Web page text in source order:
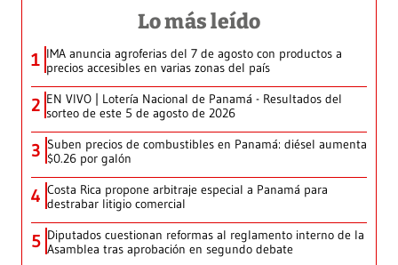
Lo más leído
1 IMA anuncia agroferias del 7 de agosto con productos a
precios accesibles en varias zonas del país
2 EN VIVO | Lotería Nacional de Panamá - Resultados del
sorteo de este 5 de agosto de 2026
3 Suben precios de combustibles en Panamá: diésel aumenta
$0.26 por galón
4 Costa Rica propone arbitraje especial a Panamá para
destrabar litigio comercial
5 Diputados cuestionan reformas al reglamento interno de la
Asamblea tras aprobación en segundo debate